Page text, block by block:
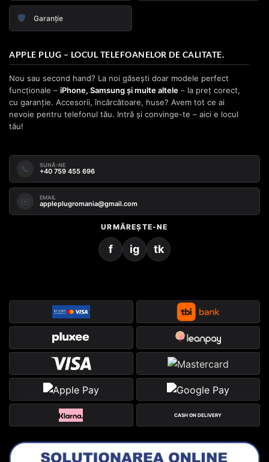
🛡️ Garanție
APPLE PLUG – LOCUL TELEFOANELOR DE CALITATE.
Nou sau second hand? La noi găsești doar modele perfect
funcționale – iPhone, Samsung și multe altele – la preț corect,
cu garanție. Accesorii, încărcătoare, huse? Avem tot ce ai
nevoie pentru telefonul tău. Intră și convinge-te – aici e locul
tău!
📞 SUNĂ-NE
+40 759 455 696
✉️ EMAIL
appleplugromania@gmail.com
URMĂREȘTE-NE
f ig tk
CASH ON DELIVERY